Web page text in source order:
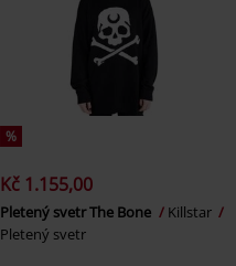
%
Kč 1.155,00
Pletený svetr The Bone
Killstar
Pletený svetr